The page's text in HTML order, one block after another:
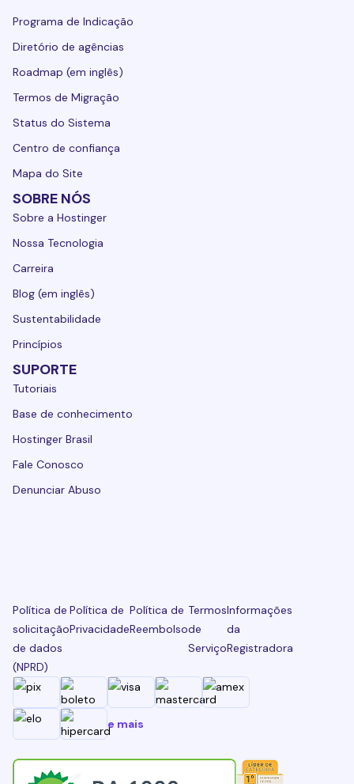
Programa de Indicação
Diretório de agências
Roadmap (em inglês)
Termos de Migração
Status do Sistema
Centro de confiança
Mapa do Site
SOBRE NÓS
Sobre a Hostinger
Nossa Tecnologia
Carreira
Blog (em inglês)
Sustentabilidade
Princípios
SUPORTE
Tutoriais
Base de conhecimento
Hostinger Brasil
Fale Conosco
Denunciar Abuso
Política de
solicitação
de dados
(NPRD)
Política de
Privacidade
Política de
Reembolso
Termos
de
Serviço
Informações
da
Registradora
e mais